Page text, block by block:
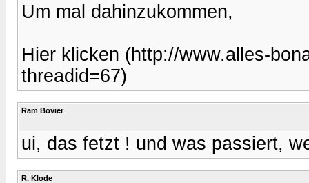
Um mal dahinzukommen,
Hier klicken (http://www.alles-
threadid=67)
Ram Bovier
ui, das fetzt ! und was passiert,
R. Klode